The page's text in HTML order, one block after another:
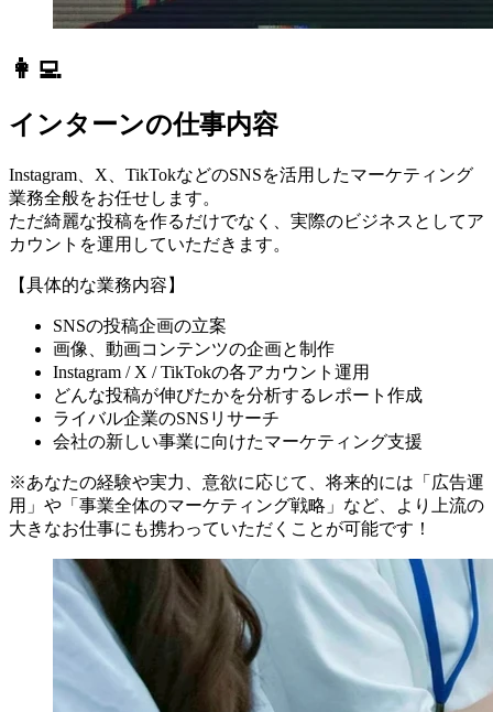
👩‍💻
インターンの仕事内容
Instagram、X、TikTokなどのSNSを活用したマーケティング
業務全般をお任せします。
ただ綺麗な投稿を作るだけでなく、実際のビジネスとしてア
カウントを運用していただきます。
【具体的な業務内容】
SNSの投稿企画の立案
画像、動画コンテンツの企画と制作
Instagram / X / TikTokの各アカウント運用
どんな投稿が伸びたかを分析するレポート作成
ライバル企業のSNSリサーチ
会社の新しい事業に向けたマーケティング支援
※あなたの経験や実力、意欲に応じて、将来的には「広告運
用」や「事業全体のマーケティング戦略」など、より上流の
大きなお仕事にも携わっていただくことが可能です！